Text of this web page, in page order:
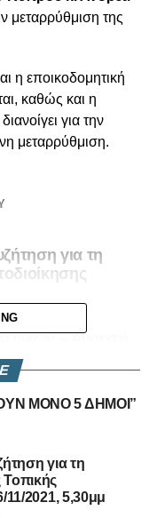
μεταρρύθμιση της
η εποικοδομητική
καθώς και η
για την
μεταρρύθμιση.
για τη
– Ανοιχτή
Τοπικής
ΜΟΝΟ 5 ΔΗΜΟΙ”
για τη
Τοπικής
11/2021, 5,30μμ